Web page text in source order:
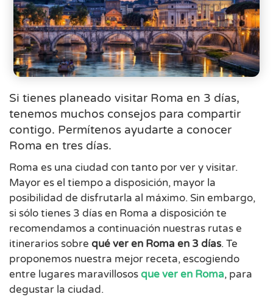
Si tienes planeado visitar Roma en 3 días,
tenemos muchos consejos para compartir
contigo. Permítenos ayudarte a conocer
Roma en tres días.
Roma es una ciudad con tanto por ver y visitar.
Mayor es el tiempo a disposición, mayor la
posibilidad de disfrutarla al máximo. Sin embargo,
si sólo tienes 3 días en Roma a disposición te
recomendamos a continuación nuestras rutas e
itinerarios sobre qué ver en Roma en 3 días. Te
proponemos nuestra mejor receta, escogiendo
entre lugares maravillososque ver en Roma, para
degustar la ciudad.